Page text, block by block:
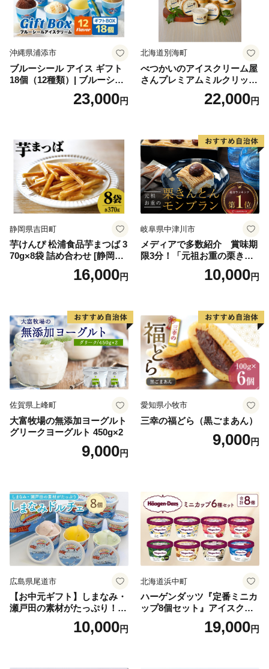
沖縄県浦添市
ブルーシール アイス ギフト
18個（12種類）| ブルーシー
ルアイス ブルーシールアイ
スクリーム 着日指定可能 送
誕生日 カップ 詰め合わせ バ
ラエティ | バニラ チョコレー
ト ストロベリー ピスタチオ
バニラ＆クッキー ウベ 沖縄
紅イモ 塩ちんすこう 沖縄シ
ークヮーサー 沖縄黒糖 琉球
ロイヤルミルクティ 沖縄パ
イン
23,000円
北海道別海町
べつかいのアイスクリーム屋
さんプレミアムミルクリッチ
12個（AP-01）（ 北海道アイ
ス 北海道産アイス アイス ア
道産アイス 道産アイスクリ
ーム ギフト 詰合せ 詰め合わ
せ ふるさと納税 ）
22,000円
静岡県吉田町
芋けんぴ 松浦食品芋まつば 3
70g×8袋 詰め合わせ [静岡伊
勢丹(松浦食品) 静岡県 吉田町
22424274] 芋ケンピ セット
16,000円
岐阜県中津川市
メディアで多数紹介 賞味期
限3分！「元祖お重の栗きん
とんモンブラン」 【未来の
ご褒美】スイーツ 栗 モンブ
子 菓子 F4N-2298
10,000円
佐賀県上峰町
大富牧場の無添加ヨーグルト
グリークヨーグルト 450g×2
9,000円
愛知県小牧市
三幸の福どら（黒ごまあん）
9,000円
広島県尾道市
【お中元ギフト】しまなみ・
瀬戸田の素材がたっぷり！ジ
10,000円
北海道浜中町
ハーゲンダッツ『定番ミニカ
ップ8個セット』アイスクリ
ーム アイス スイーツ デザー
19,000円